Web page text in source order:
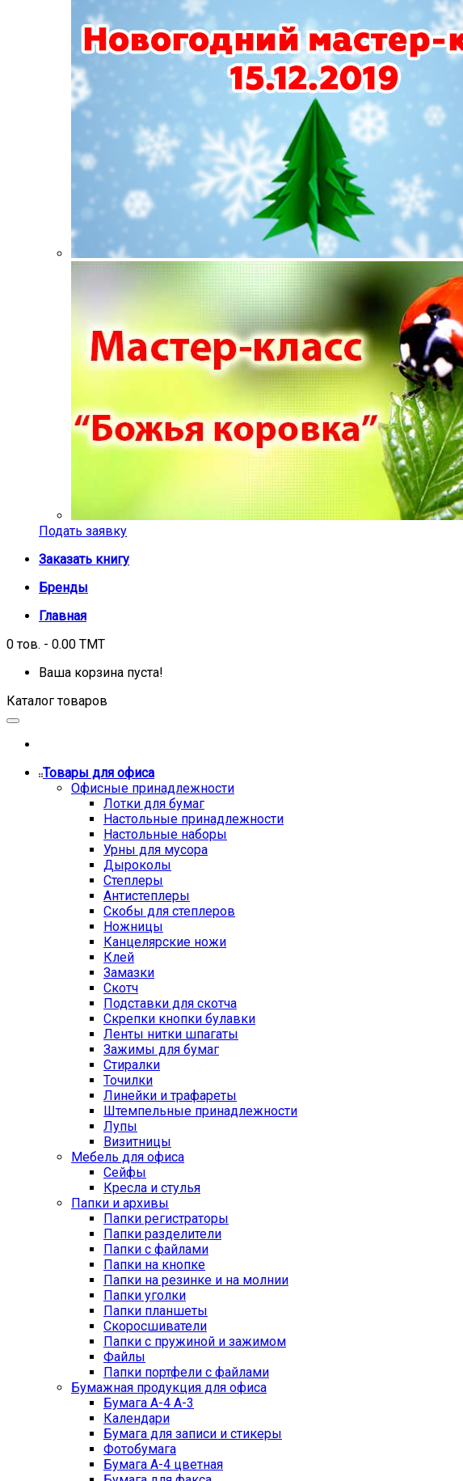
Подать заявку
Заказать книгу
Бренды
Главная
0 тов. - 0.00 TMT
Ваша корзина пуста!
Каталог товаров
Товары для офиса
Офисные принадлежности
Лотки для бумаг
Настольные принадлежности
Настольные наборы
Урны для мусора
Дыроколы
Степлеры
Антистеплеры
Скобы для степлеров
Ножницы
Канцелярские ножи
Клей
Замазки
Скотч
Подставки для скотча
Скрепки кнопки булавки
Ленты нитки шпагаты
Зажимы для бумаг
Стиралки
Точилки
Линейки и трафареты
Штемпельные принадлежности
Лупы
Визитницы
Мебель для офиса
Сейфы
Кресла и стулья
Папки и архивы
Папки регистраторы
Папки разделители
Папки с файлами
Папки на кнопке
Папки на резинке и на молнии
Папки уголки
Папки планшеты
Скоросшиватели
Папки с пружиной и зажимом
Файлы
Папки портфели с файлами
Бумажная продукция для офиса
Бумага А-4 А-3
Календари
Бумага для записи и стикеры
Фотобумага
Бумага А-4 цветная